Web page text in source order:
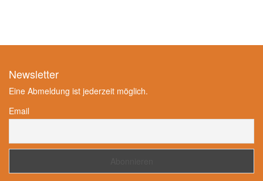
Newsletter
Eine Abmeldung ist jederzeit möglich.
Email